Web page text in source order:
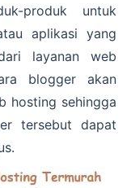
produk untuk
aplikasi yang
layanan web
blogger akan
hosting sehingga
tersebut dapat